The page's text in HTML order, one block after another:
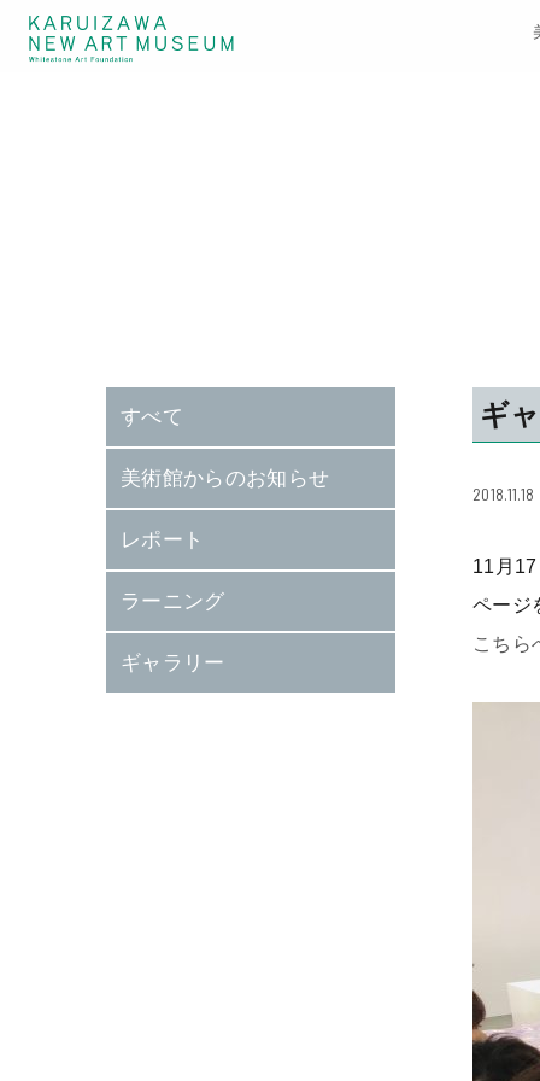
すべて
美術館からのお知らせ
レポート
ラーニング
ギャラリー
ギ
2018.11.18
11月
ページ
こちら